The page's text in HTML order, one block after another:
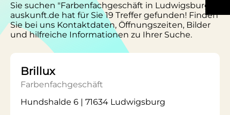
Sie suchen "Farbenfachgeschäft in Ludwigsburg"?
auskunft.de hat für Sie 19 Treffer gefunden! Finden
Sie bei uns Kontaktdaten, Öffnungszeiten, Bilder
und hilfreiche Informationen zu Ihrer Suche.
Brillux
Farbenfachgeschäft
Hundshalde 6 | 71634 Ludwigsburg